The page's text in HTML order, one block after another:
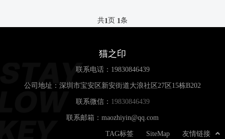
共1 页 1 条
猫之印
联系电话： 19830846439
公司地址：深圳市宝安区新安街道大浪社区27区15栋B202
联系微信： 19830846439
联系邮箱：maozhiyin@qq.com
友情链接
SiteMap
TAG标签